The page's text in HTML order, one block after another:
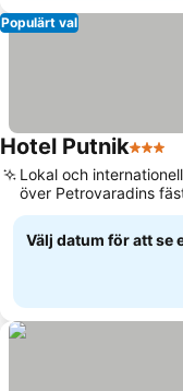
Populärt val
Hotel Putnik3
Lokal och
över Petrovaradins
Välj datum för att se